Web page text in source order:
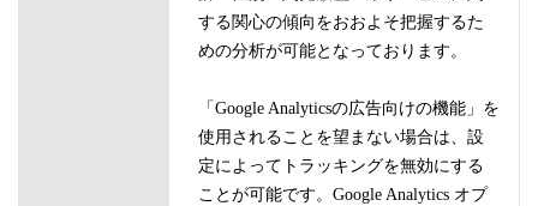
する関心の傾向をおおよそ把握するた
めの分析が可能となっております。
「Google Analyticsの広告向けの機能」を
使用されることを望まない場合は、設
定によってトラッキングを無効にする
ことが可能です。Google Analytics オプ